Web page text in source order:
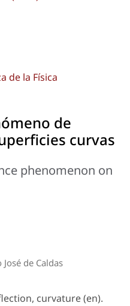
de la Física
de
curvas
phenomenon on
de Caldas
curvature (en).